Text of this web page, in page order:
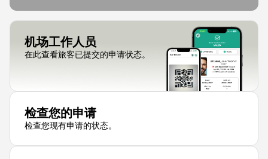
机场工作人员
在此查看旅客已提交的申请状态。
检查您的申请
检查您现有申请的状态。